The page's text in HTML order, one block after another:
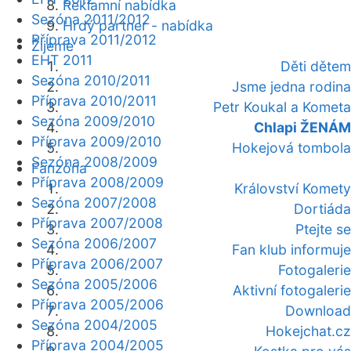
Reklamní nabídka
Hrdý partner - nabídka
Žijeme
Děti dětem
Jsme jedna rodina
Petr Koukal a Kometa
Chlapi ŽENÁM
Hokejová tombola
Fanzóna
Království Komety
Dortiáda
Ptejte se
Fan klub informuje
Fotogalerie
Aktivní fotogalerie
Download
Hokejchat.cz
Sezóna 2011/2012
Příprava 2011/2012
EHT 2011
Sezóna 2010/2011
Příprava 2010/2011
Sezóna 2009/2010
Příprava 2009/2010
Sezóna 2008/2009
Příprava 2008/2009
Sezóna 2007/2008
Příprava 2007/2008
Sezóna 2006/2007
Příprava 2006/2007
Sezóna 2005/2006
Příprava 2005/2006
Sezóna 2004/2005
Příprava 2004/2005